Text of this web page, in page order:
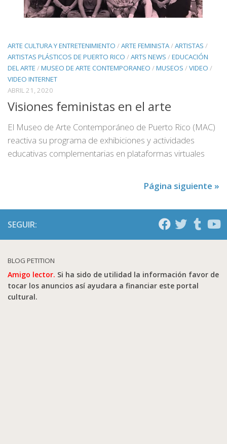
ARTE CULTURA Y ENTRETENIMIENTO /ARTE FEMINISTA/ARTISTAS /
ARTISTAS PLÁSTICOS DE PUERTO RICO /ARTS NEWS /EDUCACIÓN
DEL ARTE /MUSEO DE ARTE CONTEMPORANEO /MUSEOS /VIDEO /
VIDEO INTERNET
ABRIL 21, 2020
Visiones feministas en el arte
El Museo de Arte Contemporáneo de Puerto Rico (MAC)
reactiva su programa de exhibiciones y actividades
educativas complementarias en plataformas virtuales
Página siguiente »
SEGUIR:
BLOG PETITION
Amigo lector. Si ha sido de utilidad la información favor de
tocar los anuncios así ayudara a financiar este portal
cultural.